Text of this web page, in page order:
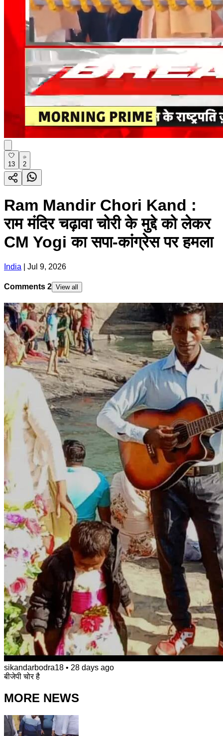
13 2
Ram Mandir Chori Kand :
राम मंदिर चढ़ावा चोरी के मुद्दे को लेकर
CM Yogi का सपा-कांग्रेस पर हमला
India Jul 9, 2026
Comments 2 View all
sikandarbodra18 • 28 days ago
बीजेपी चोर है
MORE NEWS